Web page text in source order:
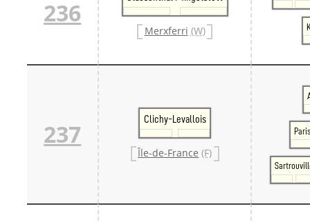
236
Merxferri (W)
237
Clichy-Levallois
Île-de-France (F)